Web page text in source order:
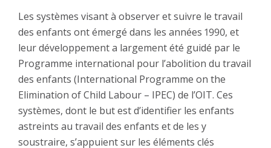
Les systèmes visant à observer et suivre le travail
des enfants ont émergé dans les années 1990, et
leur développement a largement été guidé par le
Programme international pour l’abolition du travail
des enfants (International Programme on the
Elimination of Child Labour – IPEC) de l’OIT. Ces
systèmes, dont le but est d’identifier les enfants
astreints au travail des enfants et de les y
soustraire, s’appuient sur les éléments clés